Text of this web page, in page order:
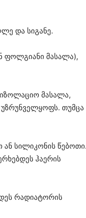
და სიგანე.
ფოლგიანი მასალა),
მასალა,
თუმცა
სილიკონის წებოთი.
ჰაერის
რადიატორის